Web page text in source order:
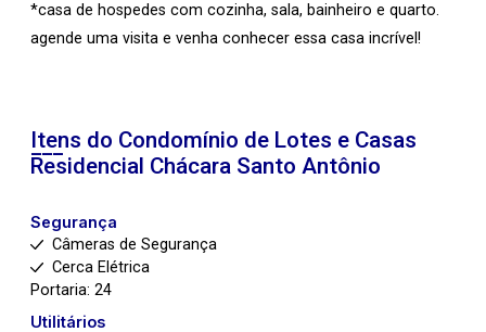
*casa de hospedes com cozinha, sala, bainheiro e quarto.
agende uma visita e venha conhecer essa casa incrível!
Itens do Condomínio de Lotes e Casas
Residencial Chácara Santo Antônio
Segurança
Câmeras de Segurança
Cerca Elétrica
Portaria: 24
Utilitários